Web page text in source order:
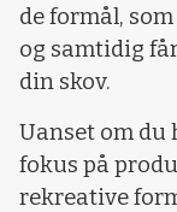
de formål,
og samtidig
din skov.
Uanset om du
fokus på
rekreative